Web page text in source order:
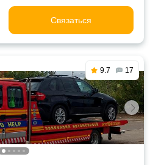
Связаться
9.7 17